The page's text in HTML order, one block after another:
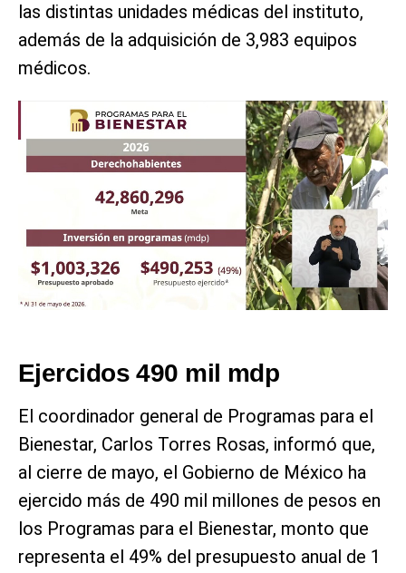
las distintas unidades médicas del instituto,
además de la adquisición de 3,983 equipos
médicos.
Ejercidos 490 mil mdp
El coordinador general de Programas para el
Bienestar, Carlos Torres Rosas, informó que,
al cierre de mayo, el Gobierno de México ha
ejercido más de 490 mil millones de pesos en
los Programas para el Bienestar, monto que
representa el 49% del presupuesto anual de 1